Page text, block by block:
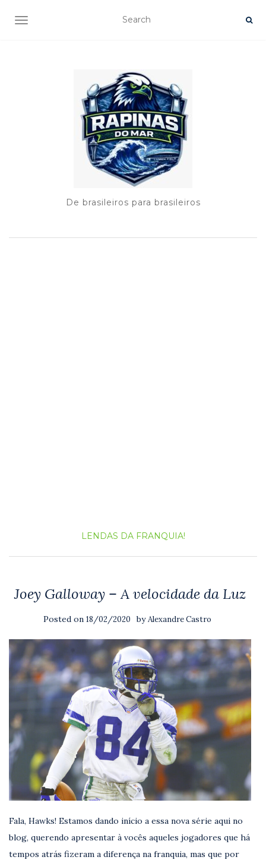
TOGGLE NAVIGATION
De brasileiros para brasileiros
LENDAS DA FRANQUIA!
Joey Galloway – A velocidade da Luz
Posted on 18/02/2020 byAlexandre Castro
Fala, Hawks! Estamos dando início a essa nova série aqui no
blog, querendo apresentar à vocês aqueles jogadores que há
tempos atrás fizeram a diferença na franquia, mas que por